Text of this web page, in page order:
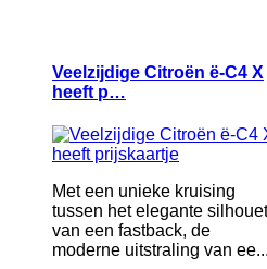
Veelzijdige Citroën ë-C4 X
heeft p…
Met een unieke kruising
tussen het elegante silhouet
van een fastback, de
moderne uitstraling van ee...